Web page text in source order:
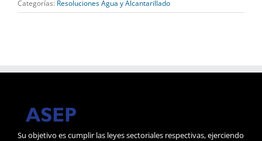
Categorías: Resoluciones Agua y Alcantarillado
Su objetivo es cumplir las leyes sectoriales respectivas, ejerciendo